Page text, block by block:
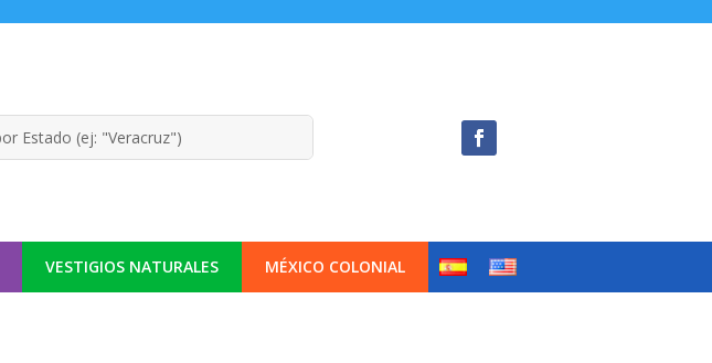
VESTIGIOS NATURALES MÉXICO COLONIAL